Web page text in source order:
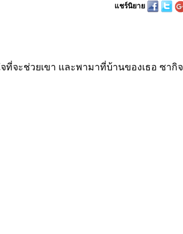
แชร์นิยาย
จะช่วยเขา และพามาที่บ้านของเธอ ซากิจ